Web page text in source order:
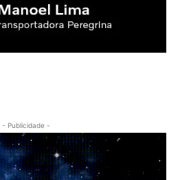
- Publicidade -